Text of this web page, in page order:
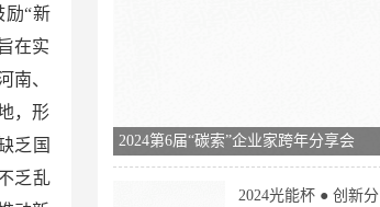
励“新
在实
南、
，形
乏国
乏乱
2024第6届“碳索”企业家跨年分享会
2024光能杯 ● 创新分